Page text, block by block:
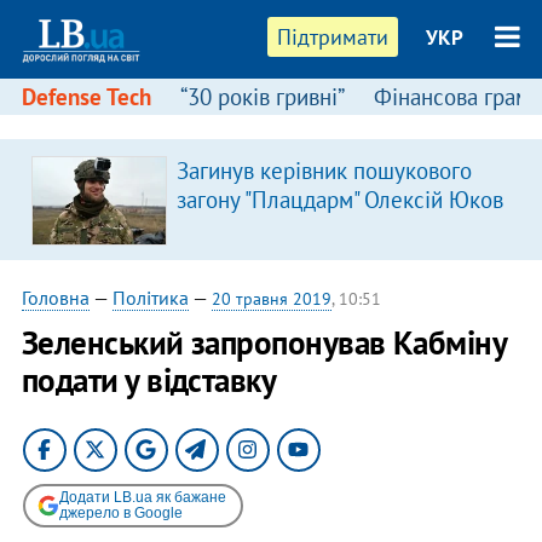
Підтримати УКР
Defense Tech “30 років гривні” Фінансова
Загинув керівник пошукового
загону "Плацдарм" Олексій Юков
Головна — Політика — 20 травня 2019, 10:51
Зеленський запропонував Кабміну
подати у відставку
Додати LB.ua як бажане
джерело в Google